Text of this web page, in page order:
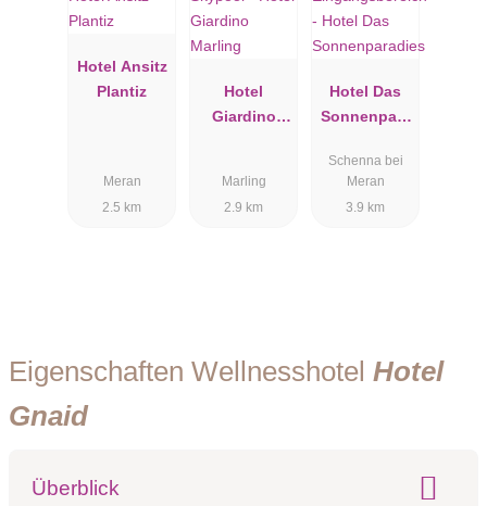
Hotel Ansitz
Plantiz
Meran
2.5 km
Hotel
Giardino
Marling
2.9 km
Hotel Das
Sonnenpara
Schenna bei
Meran
3.9 km
Eigenschaften Wellnesshotel Hotel
Gnaid
Überblick